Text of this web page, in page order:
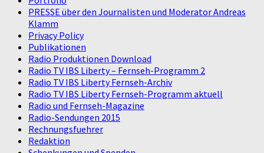
PRESSE über den Journalisten und Moderator Andreas
Klamm
Privacy Policy
Publikationen
Radio Produktionen Download
Radio TV IBS Liberty – Fernseh-Programm 2
Radio TV IBS Liberty Fernseh-Archiv
Radio TV IBS Liberty Fernseh-Programm aktuell
Radio und Fernseh-Magazine
Radio-Sendungen 2015
Rechnungsfuehrer
Redaktion